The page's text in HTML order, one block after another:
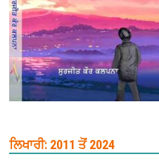
ਲਿਖਾਰੀ: 2011 ਤੋਂ 2024